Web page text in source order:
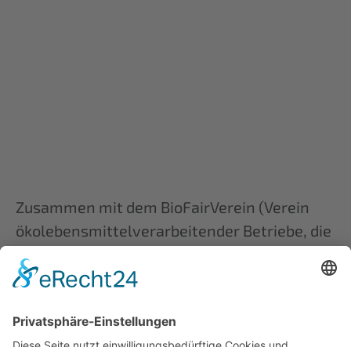
Zusammen mit dem BioFairVerein (Verein
ökolebensmittelverarbeitender Betriebe, die
verarbeiten;www.biofair-vereint.de
zu beantworten:Was bleibt von unserer